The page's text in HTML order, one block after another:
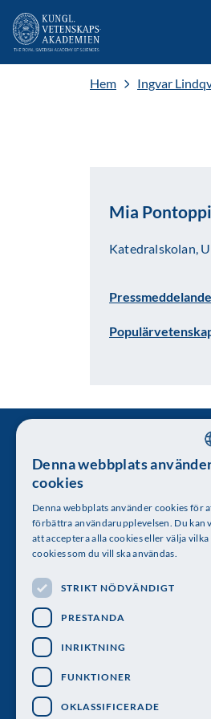
Hem Ingvar
Mia
Katedralskolan,
Pressmeddelande
Kungl. Vetenskapsakademien
Besöksadress: Lilla Frescativägen
Telefon: 08-673 95 00
Denna webbplats
cookies
Denna webbplats använder cookies för
förbättra användarupplevelsen. Du kan
att acceptera alla cookies eller välja vilka
cookies som du vill ska användas.
STRIKT NÖDVÄNDIGT
PRESTANDA
INRIKTNING
FUNKTIONER
OKLASSIFICERADE